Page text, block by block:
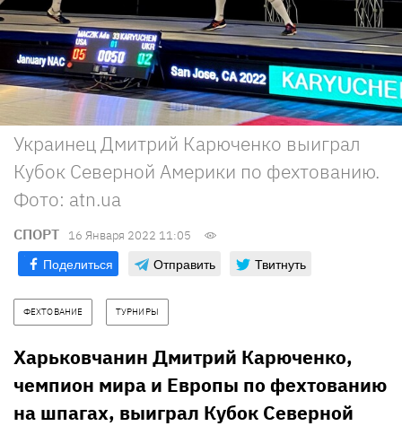
Украинец Дмитрий Карюченко выиграл
Кубок Северной Америки по фехтованию.
Фото: atn.ua
СПОРТ 16 Января 2022 11:05
Поделиться Отправить Твитнуть
ФЕХТОВАНИЕ ТУРНИРЫ
Харьковчанин Дмитрий Карюченко,
чемпион мира и Европы по фехтованию
на шпагах, выиграл Кубок Северной